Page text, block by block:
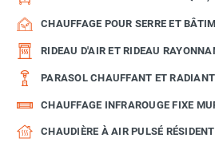
CHAUFFAGE POUR SERRE ET
RIDEAU D'AIR ET RIDEAU
PARASOL CHAUFFANT ET
CHAUFFAGE INFRAROUGE FIXE
CHAUDIÈRE À AIR PULSÉ